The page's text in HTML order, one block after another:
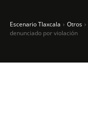
Escenario Tlaxcala Otros
denunciado por violación